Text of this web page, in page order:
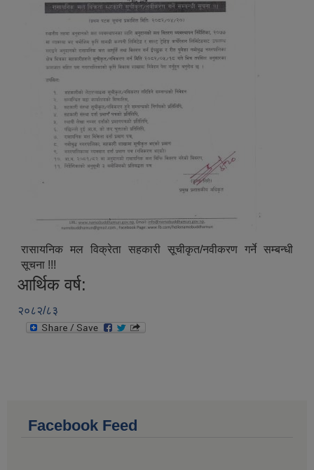
रासायनिक मल विक्रेता सहकारी सूचीकृत/नवीकरण गर्ने सम्बन्धी
सूचना !!!
आर्थिक वर्ष:
२०८२/८३
Facebook Feed